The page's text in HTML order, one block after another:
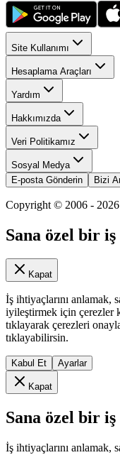
Site Kullanımı
Hesaplama Araçları
Yardım
Hakkımızda
Veri Politikamız
Sosyal Medya
E-posta Gönderin
Bizi
Copyright © 2006 - 2026
Sana özel bir
Kapat
İş ihtiyaçlarını anlamak,
iyileştirmek için çerezler
tıklayarak çerezleri
tıklayabilirsin.
Kabul Et Ayarlar
Kapat
Sana özel bir
İş ihtiyaçlarını anlamak,